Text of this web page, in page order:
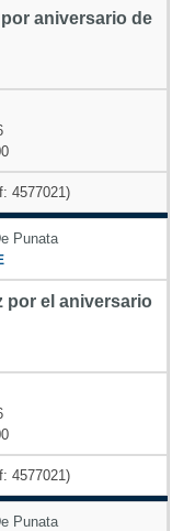
aniversario de
4577021)
Punata
por el aniversario
4577021)
Punata